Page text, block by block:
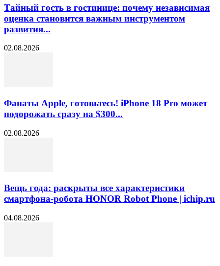
Тайный гость в гостинице: почему независимая
оценка становится важным инструментом
развития...
02.08.2026
Фанаты Apple, готовьтесь! iPhone 18 Pro может
подорожать сразу на $300...
02.08.2026
Вещь года: раскрыты все характеристики
смартфона-робота HONOR Robot Phone | ichip.ru
04.08.2026